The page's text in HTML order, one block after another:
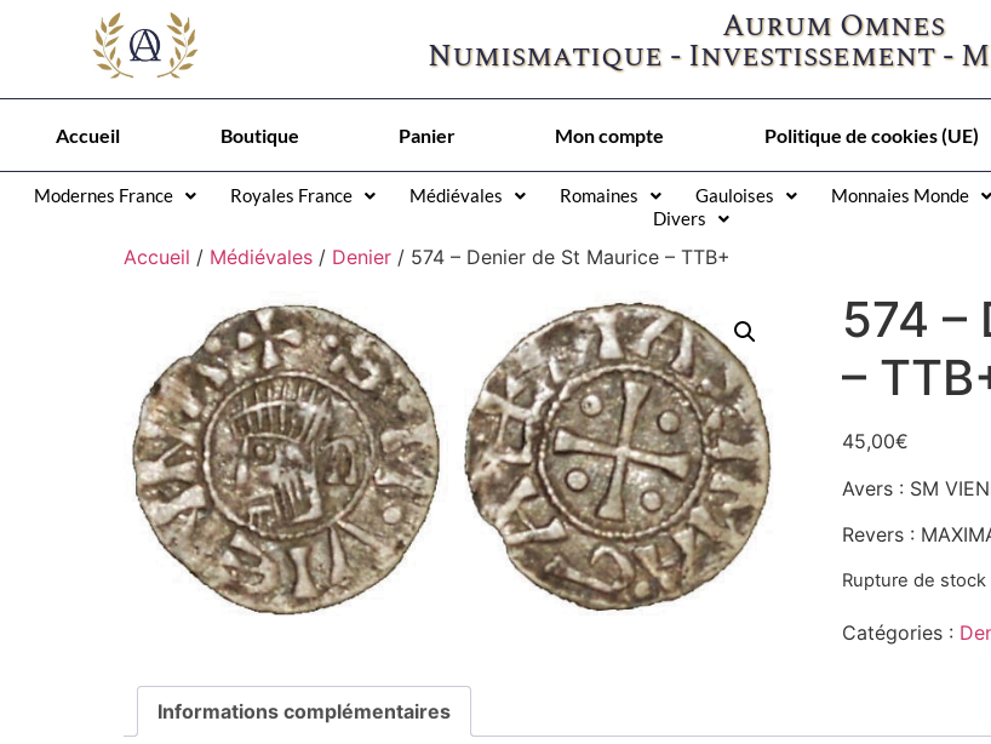
Aurum Omnes
Numismatique - Investissement -
Accueil Boutique Panier Mon compte Politique de cookies (UE)
Modernes France Royales France Médiévales Romaines Gauloises Monnaies Monde
Divers
Accueil / Médiévales / Denier / 574 – Denier de St Maurice – TTB+
574 –
–
45,00€
Avers : SM
Revers :
Rupture de stock
Catégories :
Informations complémentaires